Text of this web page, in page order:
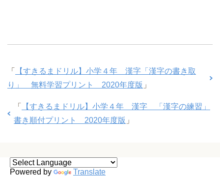
「
【すきるまドリル】小学４年 漢字「漢字の書き取
り」 無料学習プリント 2020年度版 」
「
【すきるまドリル】小学４年 漢字 「漢字の練習」
書き順付プリント 2020年度版 」
Powered by Translate